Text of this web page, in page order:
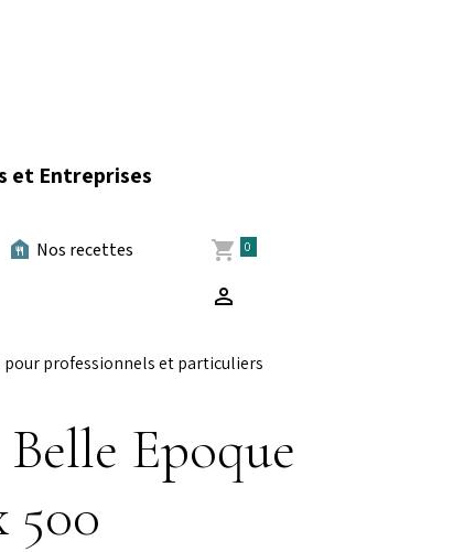
et Entreprises
Nos recettes
0
professionnels et particuliers
Epoque
500